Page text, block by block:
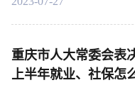
重庆市人大常委会表
上半年就业、社保怎